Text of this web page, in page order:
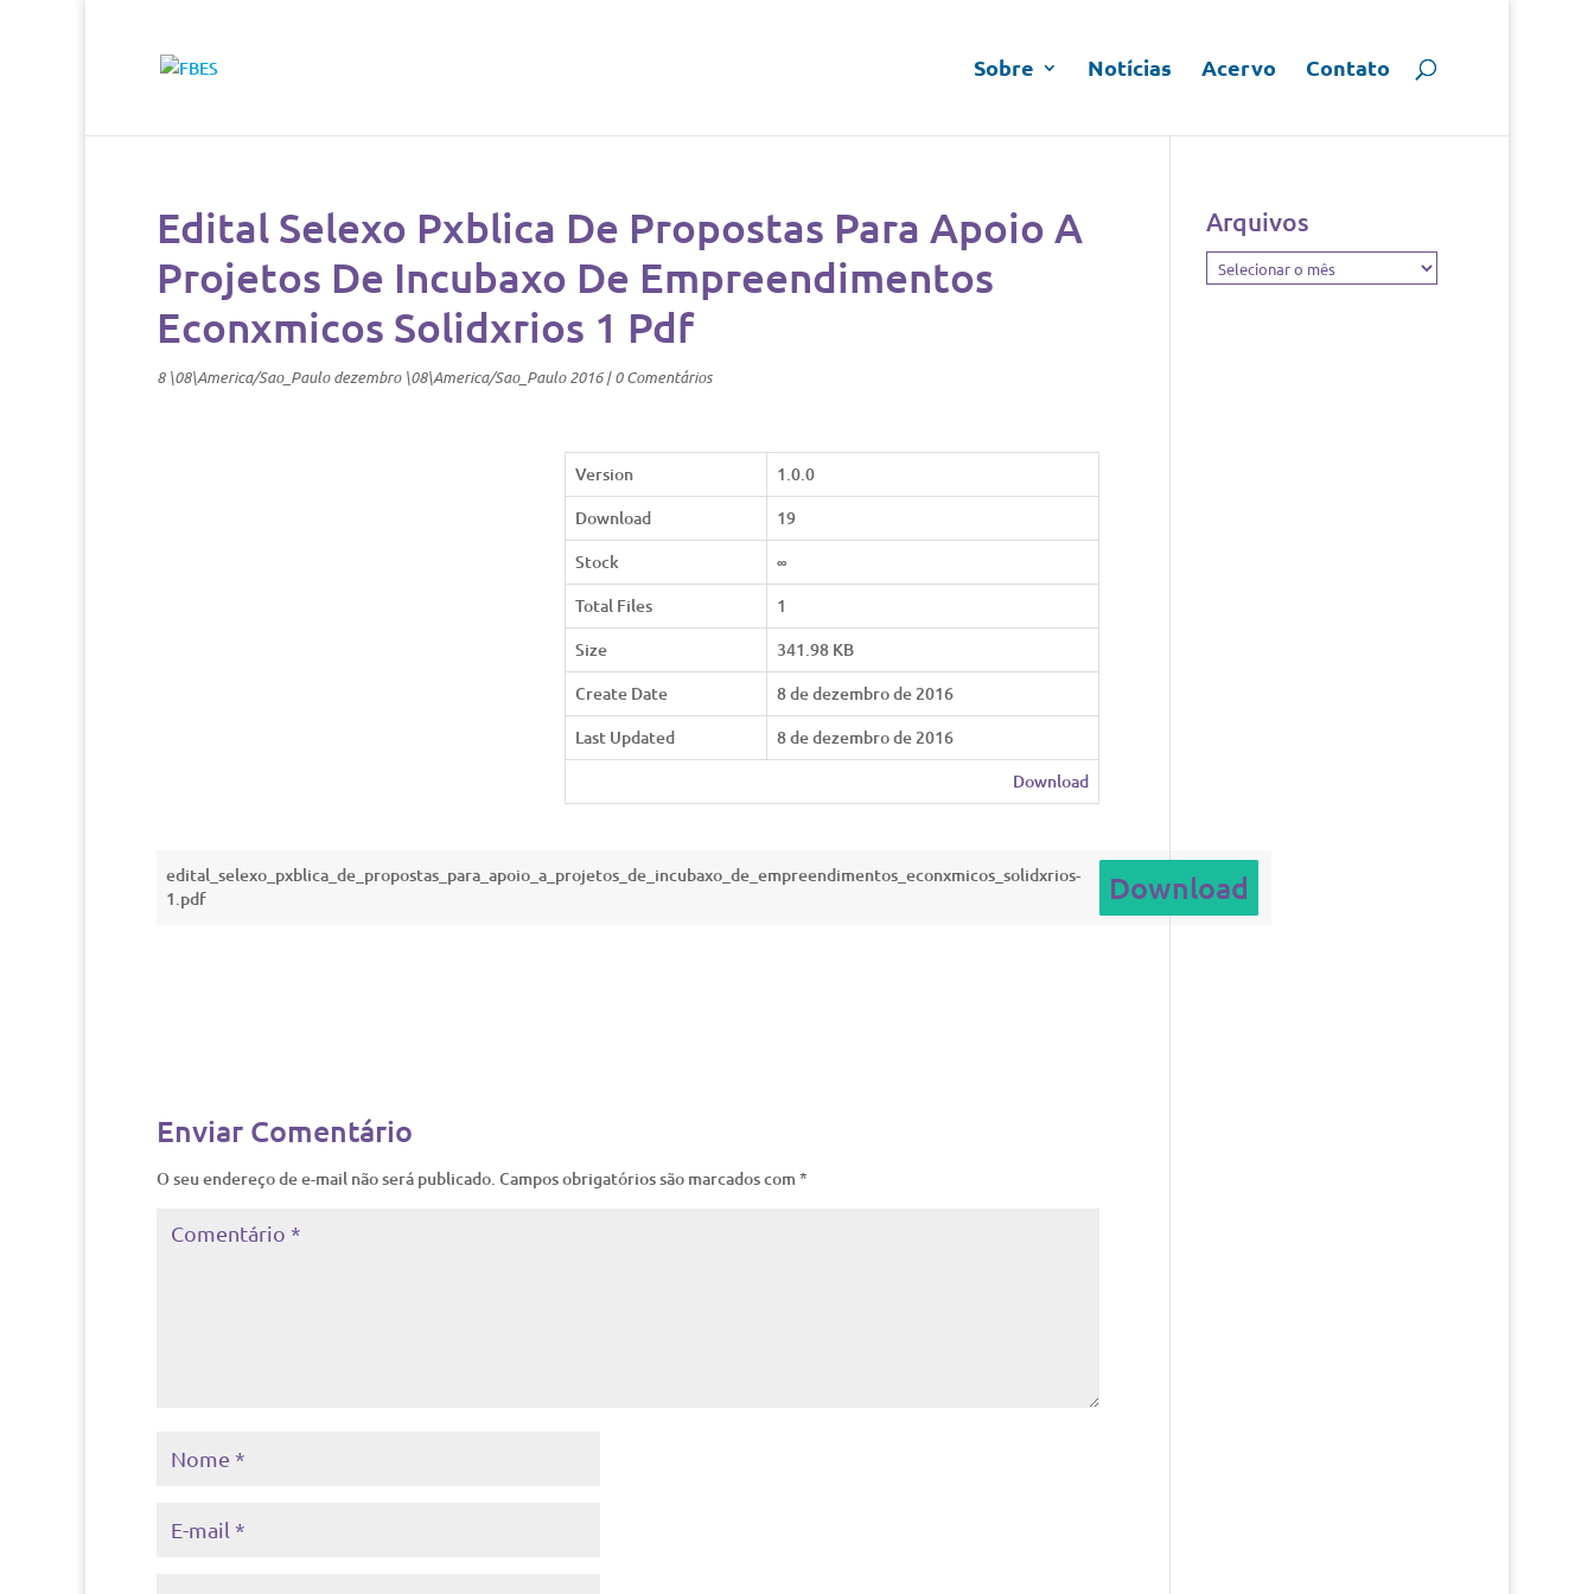
Sobre Notícias Acervo Contato
Edital Selexo Pxblica De Propostas Para Apoio A
Projetos De Incubaxo De Empreendimentos
Econxmicos Solidxrios 1 Pdf
8 \08\America/Sao_Paulo dezembro \08\America/Sao_Paulo 2016|0 Comentários
Version
1.0.0
Download
19
Stock
∞
Total Files
1
Size
341.98 KB
Create Date
8 de dezembro de 2016
Last Updated
8 de dezembro de 2016
Download
edital_selexo_pxblica_de_propostas_para_apoio_a_projetos_de_incubaxo_de_empreendimentos_econxmicos_solidxrios-
1.pdf
Download
Enviar Comentário
O seu endereço de e-mail não será publicado. Campos obrigatórios são marcados com *
Arquivos
Arquivos